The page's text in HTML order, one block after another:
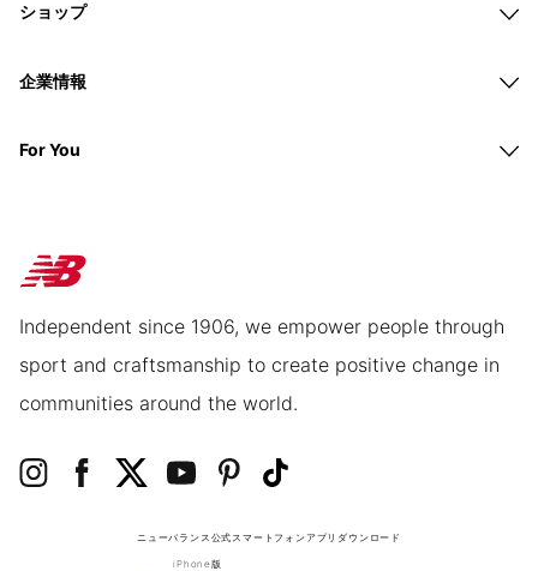
ショップ
企業情報
For You
Independent since 1906, we empower people through
sport and craftsmanship to create positive change in
communities around the world.
ニューバランス公式スマートフォンアプリ ダウンロード
iPhone版